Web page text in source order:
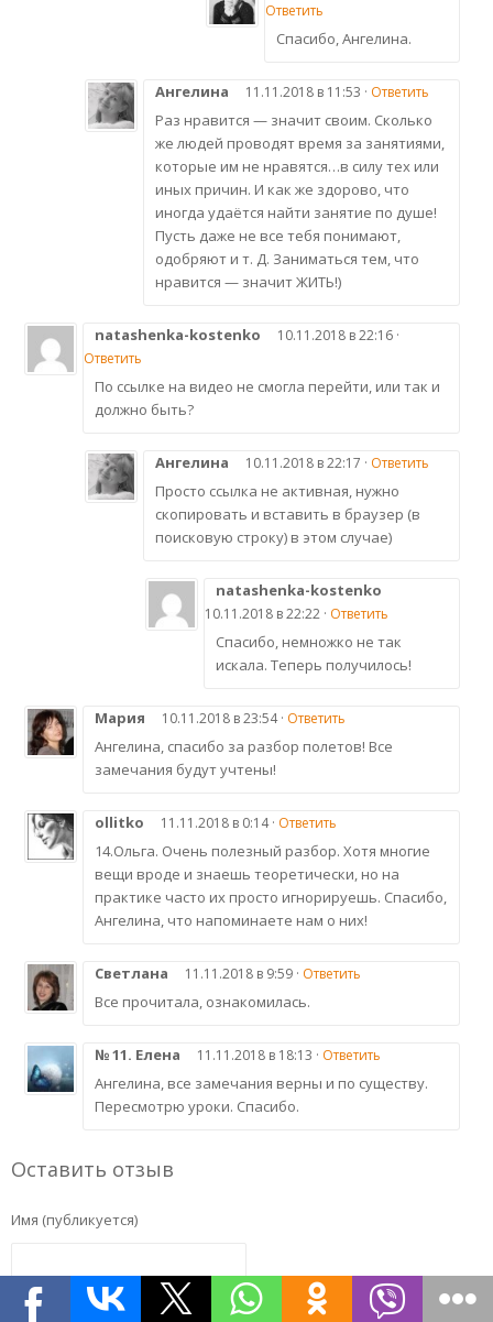
Ответить
Спасибо, Ангелина.
Ангелина 11.11.2018 в 11:53 · Ответить
Раз нравится — значит своим. Сколько
же людей проводят время за занятиями,
которые им не нравятся…в силу тех или
иных причин. И как же здорово, что
иногда удаётся найти занятие по душе!
Пусть даже не все тебя понимают,
одобряют и т. Д. Заниматься тем, что
нравится — значит ЖИТЬ!)
natashenka-kostenko
10.11.2018 в 22:16 ·
Ответить
По ссылке на видео не смогла перейти, или так и
должно быть?
Ангелина 10.11.2018 в 22:17 · Ответить
Просто ссылка не активная, нужно
скопировать и вставить в браузер (в
поисковую строку) в этом случае)
natashenka-kostenko
10.11.2018 в 22:22 · Ответить
Спасибо, немножко не так
искала. Теперь получилось!
Мария 10.11.2018 в 23:54 · Ответить
Ангелина, спасибо за разбор полетов! Все
замечания будут учтены!
ollitko 11.11.2018 в 0:14 · Ответить
14.Ольга. Очень полезный разбор. Хотя многие
вещи вроде и знаешь теоретически, но на
практике часто их просто игнорируешь. Спасибо,
Ангелина, что напоминаете нам о них!
Светлана 11.11.2018 в 9:59 · Ответить
Все прочитала, ознакомилась.
№ 11. Елена 11.11.2018 в 18:13 · Ответить
Ангелина, все замечания верны и по существу.
Пересмотрю уроки. Спасибо.
Оставить отзыв
Имя (публикуется)
Почта (не публикуется)